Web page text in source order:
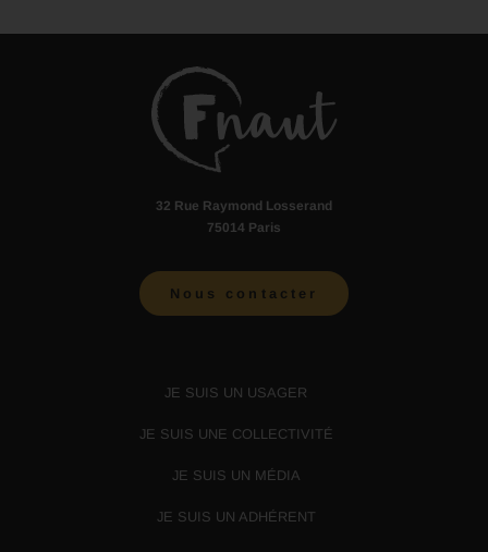
32 Rue Raymond Losserand
75014 Paris
Nous contacter
JE SUIS UN USAGER
JE SUIS UNE COLLECTIVITÉ
JE SUIS UN MÉDIA
JE SUIS UN ADHÉRENT